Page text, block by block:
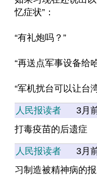
忆症状”：
“有礼炮吗？”
“再送点军事设备给
“军机扰台可以让台
人民报读者 3月
打毒疫苗的后遗症
人民报读者 3月
习制造被精神病的报